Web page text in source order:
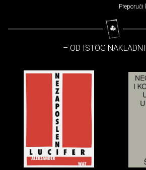
Preporuči
– OD ISTOG